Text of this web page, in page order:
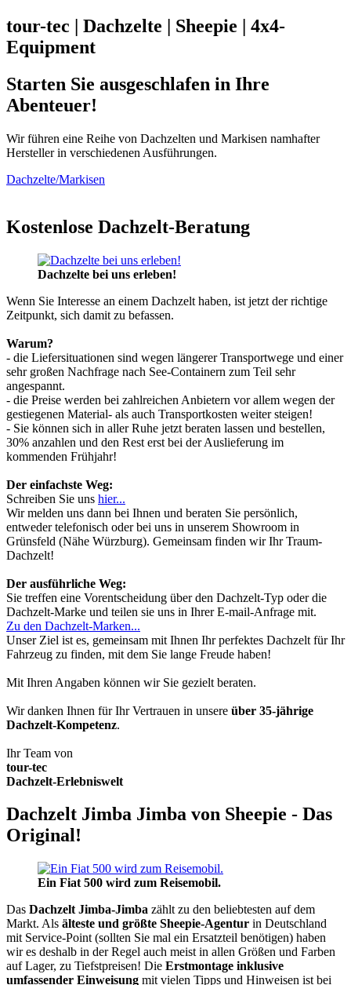
tour-tec | Dachzelte | Sheepie | 4x4-
Equipment
Starten Sie ausgeschlafen in Ihre
Abenteuer!
Wir führen eine Reihe von Dachzelten und Markisen namhafter
Hersteller in verschiedenen Ausführungen.
Dachzelte/Markisen
Kostenlose Dachzelt-Beratung
Dachzelte bei uns erleben!
Wenn Sie Interesse an einem Dachzelt haben, ist jetzt der richtige
Zeitpunkt, sich damit zu befassen.
Warum?
- die Liefersituationen sind wegen längerer Transportwege und einer
sehr großen Nachfrage nach See-Containern zum Teil sehr
angespannt.
- die Preise werden bei zahlreichen Anbietern vor allem wegen der
gestiegenen Material- als auch Transportkosten weiter steigen!
- Sie können sich in aller Ruhe jetzt beraten lassen und bestellen,
30% anzahlen und den Rest erst bei der Auslieferung im
kommenden Frühjahr!
Der einfachste Weg:
Schreiben Sie uns hier...
Wir melden uns dann bei Ihnen und beraten Sie persönlich,
entweder telefonisch oder bei uns in unserem Showroom in
Grünsfeld (Nähe Würzburg). Gemeinsam finden wir Ihr Traum-
Dachzelt!
Der ausführliche Weg:
Sie treffen eine Vorentscheidung über den Dachzelt-Typ oder die
Dachzelt-Marke und teilen sie uns in Ihrer E-mail-Anfrage mit.
Zu den Dachzelt-Marken...
Unser Ziel ist es, gemeinsam mit Ihnen Ihr perfektes Dachzelt für Ihr
Fahrzeug zu finden, mit dem Sie lange Freude haben!
Mit Ihren Angaben können wir Sie gezielt beraten.
Wir danken Ihnen für Ihr Vertrauen in unsere über 35-jährige
Dachzelt-Kompetenz.
Ihr Team von
tour-tec
Dachzelt-Erlebniswelt
Dachzelt Jimba Jimba von Sheepie - Das
Original!
Ein Fiat 500 wird zum Reisemobil.
Das Dachzelt Jimba-Jimba zählt zu den beliebtesten auf dem
Markt. Als älteste und größte Sheepie-Agentur in Deutschland
mit Service-Point (sollten Sie mal ein Ersatzteil benötigen) haben
wir es deshalb in der Regel auch meist in allen Größen und Farben
auf Lager, zu Tiefstpreisen! Die Erstmontage inklusive
umfassender Einweisung mit vielen Tipps und Hinweisen ist bei